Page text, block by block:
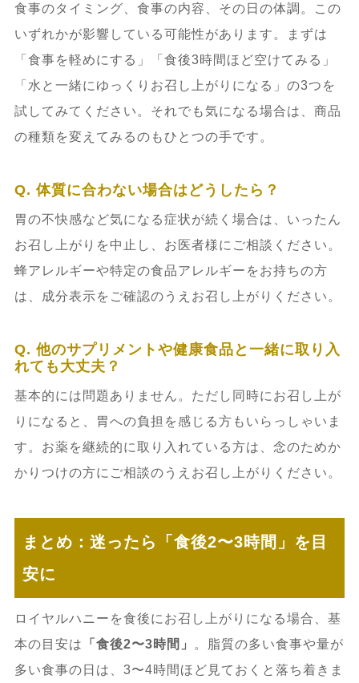
食事のタイミング、食事の内容、その日の体調。この
いずれかが影響している可能性があります。まずは
「食事を軽めにする」「食後3時間ほど空けてみる」
「水と一緒にゆっくりお召し上がりになる」の3つを
試してみてください。それでも気になる場合は、商品
の種類を変えてみるのもひとつの手です。
Q. 体質に合わない場合はどうしたら？
胃の不快感など気になる症状が続く場合は、いったん
お召し上がりを中止し、お医者様にご相談ください。
蜂アレルギーや特定の食品アレルギーをお持ちの方
は、成分表示をご確認のうえお召し上がりください。
Q. 他のサプリメントや健康食品と一緒に取り入
れても大丈夫？
基本的には問題ありません。ただし同時にお召し上が
りになると、胃への負担を感じる方もいらっしゃいま
す。お薬を継続的に取り入れている方は、念のためか
かりつけの方にご相談のうえお召し上がりください。
まとめ：迷ったら「食後2〜3時間」を目
安に
ロイヤルハニーを食後にお召し上がりになる場合、基
本の目安は
「食後2〜3時間」
。脂質の多い食事や量が
多い食事の日は、3〜4時間ほど見ておくと落ち着きま